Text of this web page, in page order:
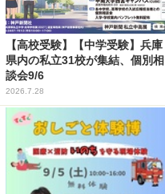
【高校受験】【中学受験】兵庫
県内の私立31校が集結、個別相
談会9/6
2026.7.28